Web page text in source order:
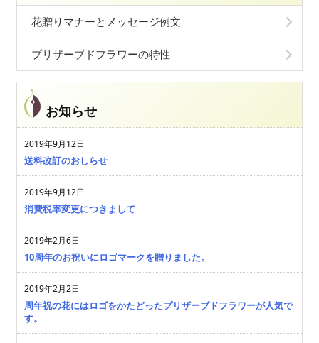
花贈りマナーとメッセージ例文
プリザーブドフラワーの特性
お知らせ
2019年9月12日
送料改訂のおしらせ
2019年9月12日
消費税率変更につきまして
2019年2月6日
10周年のお祝いにロゴマークを贈りました。
2019年2月2日
周年祝の花にはロゴをかたどったプリザーブドフラワーが人気で
す。